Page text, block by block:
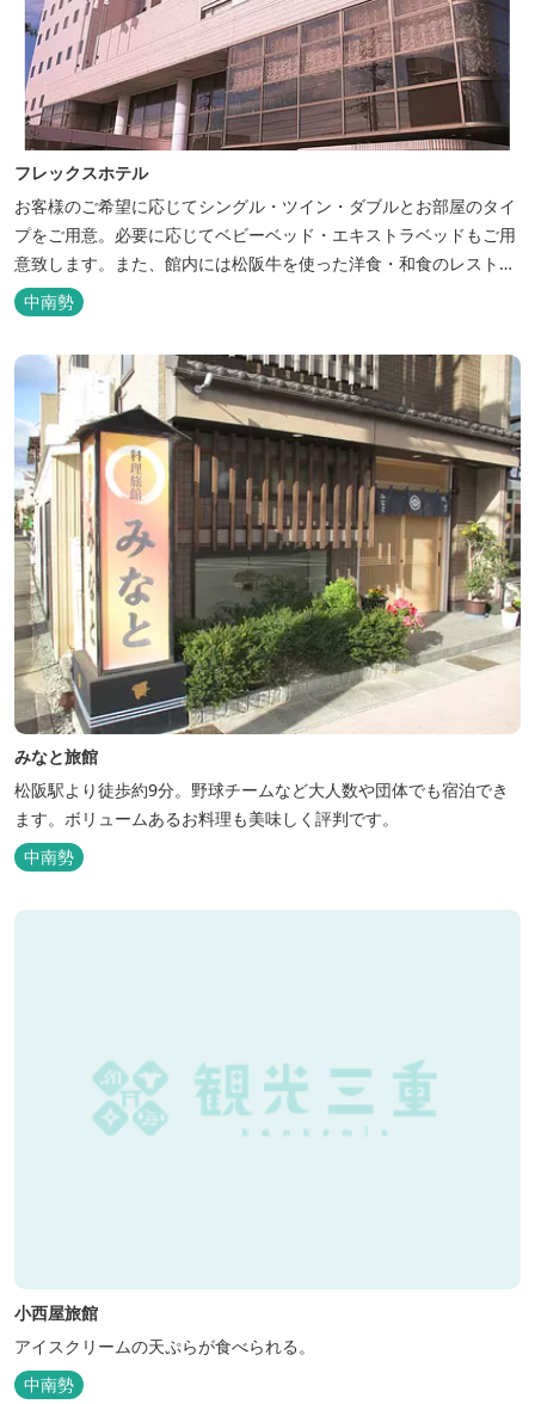
フレックスホテル
お客様のご希望に応じてシングル・ツイン・ダブルとお部屋のタイ
プをご用意。必要に応じてベビーベッド・エキストラベッドもご用
意致します。また、館内には松阪牛を使った洋食・和食のレストラ
ンと喫茶があります。伊勢神宮参拝や、伊勢志摩、東紀州への観光
の拠点にご利用ください。
中南勢
みなと旅館
松阪駅より徒歩約9分。野球チームなど大人数や団体でも宿泊でき
ます。ボリュームあるお料理も美味しく評判です。
中南勢
小西屋旅館
アイスクリームの天ぷらが食べられる。
中南勢